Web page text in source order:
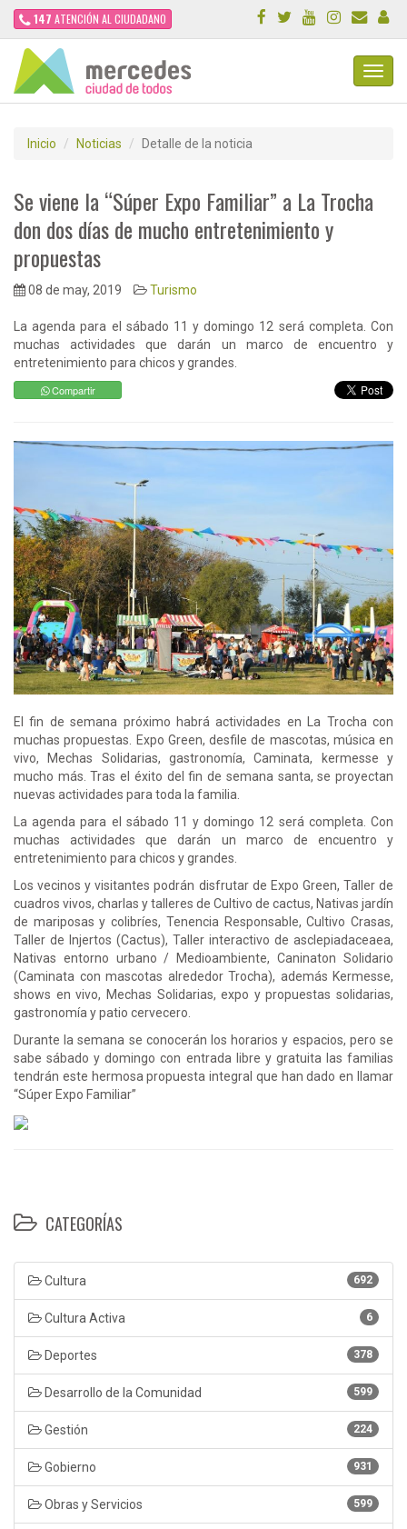
147 ATENCIÓN AL CIUDADANO
Inicio Noticias Detalle de la noticia
Se viene la “Súper Expo Familiar” a La Trocha
don dos días de mucho entretenimiento y
propuestas
08 de may, 2019 Turismo
La agenda para el sábado 11 y domingo 12 será completa. Con
muchas actividades que darán un marco de encuentro y
entretenimiento para chicos y grandes.
Compartir
El fin de semana próximo habrá actividades en La Trocha con
muchas propuestas. Expo Green, desfile de mascotas, música en
vivo, Mechas Solidarias, gastronomía, Caminata, kermesse y
mucho más. Tras el éxito del fin de semana santa, se proyectan
nuevas actividades para toda la familia.
La agenda para el sábado 11 y domingo 12 será completa. Con
muchas actividades que darán un marco de encuentro y
entretenimiento para chicos y grandes.
Los vecinos y visitantes podrán disfrutar de Expo Green, Taller de
cuadros vivos, charlas y talleres de Cultivo de cactus, Nativas jardín
de mariposas y colibríes, Tenencia Responsable, Cultivo Crasas,
Taller de Injertos (Cactus), Taller interactivo de asclepiadaceaea,
Nativas entorno urbano / Medioambiente, Caninaton Solidario
(Caminata con mascotas alrededor Trocha), además Kermesse,
shows en vivo, Mechas Solidarias, expo y propuestas solidarias,
gastronomía y patio cervecero.
Durante la semana se conocerán los horarios y espacios, pero se
sabe sábado y domingo con entrada libre y gratuita las familias
tendrán este hermosa propuesta integral que han dado en llamar
“Súper Expo Familiar”
CATEGORÍAS
692
Cultura
6
Cultura Activa
378
Deportes
599
Desarrollo de la Comunidad
224
Gestión
931
Gobierno
599
Obras y Servicios